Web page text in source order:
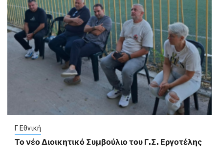
Γ Εθνική
Το νέο Διοικητικό Συμβούλιο του Γ.Σ. Εργοτέλης